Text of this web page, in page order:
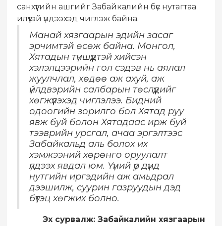
санхүүгийн ашгийг Забайкалийн бүс нутагтаа
илүүтэй үлдээхэд чиглэж байна.
Манай хязгаарын эдийн засаг
эрчимтэй өсөж байна. Монгол,
Хятадын түншүүдтэй хийсэн
хэлэлцээрийн гол сэдэв нь аялал
жуулчлал, хөдөө аж ахуй, аж
үйлдвэрийн салбарын төслүүдийг
хөгжүүлэхэд чиглэлээ. Бидний
одоогийн зорилго бол Хятад руу
явж буй болон Хятадаас ирж буй
тээврийн урсгал, ачаа эргэлтээс
Забайкальд аль болох их
хэмжээний хөрөнго оруулалт
үлдээх явдал юм. Үүний үр дүнд
нутгийн иргэдийн аж амьдрал
дээшилж, суурин газруудын дэд
бүтэц хөгжих болно.
Эх сурвалж: Забайкалийн хязгаарын